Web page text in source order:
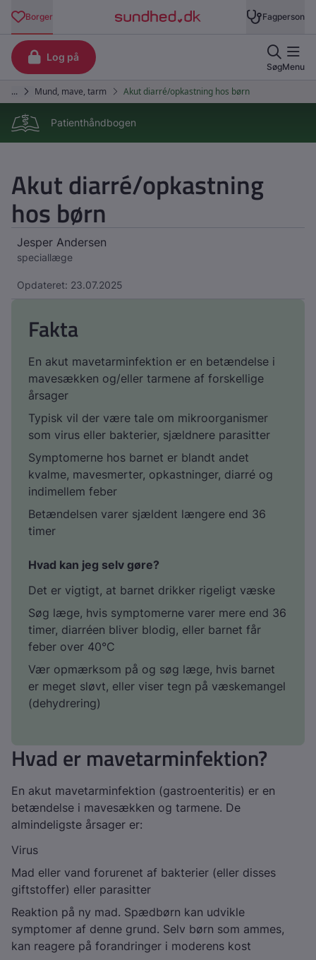
Patienthåndbogen
Akut diarré/opkastning
hos børn
Jesper Andersen
speciallæge
Opdateret: 23.07.2025
Fakta
En akut mavetarminfektion er en betændelse i
mavesækken og/eller tarmene af forskellige
årsager
Typisk vil der være tale om mikroorganismer
som virus eller bakterier, sjældnere parasitter
Symptomerne hos barnet er blandt andet
kvalme, mavesmerter, opkastninger, diarré og
indimellem feber
Betændelsen varer sjældent længere end 36
timer
Hvad kan jeg selv gøre?
Det er vigtigt, at barnet drikker rigeligt væske
Søg læge, hvis symptomerne varer mere end 36
timer, diarréen bliver blodig, eller barnet får
feber over 40°C
Vær opmærksom på og søg læge, hvis barnet
er meget sløvt, eller viser tegn på væskemangel
(dehydrering)
Hvad er mavetarminfektion?
En akut mavetarminfektion (gastroenteritis) er en
betændelse i mavesækken og tarmene. De
almindeligste årsager er:
Virus
Mad eller vand forurenet af bakterier (eller disses
giftstoffer) eller parasitter
Reaktion på ny mad. Spædbørn kan udvikle
symptomer af denne grund. Selv børn som ammes,
kan reagere på forandringer i moderens kost